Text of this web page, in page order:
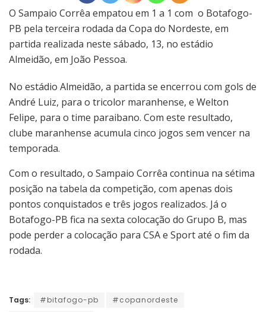
O Sampaio Corrêa empatou em 1 a 1 com o Botafogo-
PB pela terceira rodada da Copa do Nordeste, em
partida realizada neste sábado, 13, no estádio
Almeidão, em João Pessoa.
No estádio Almeidão, a partida se encerrou com gols de
André Luiz, para o tricolor maranhense, e Welton
Felipe, para o time paraibano. Com este resultado,
clube maranhense acumula cinco jogos sem vencer na
temporada.
Com o resultado, o Sampaio Corrêa continua na sétima
posição na tabela da competição, com apenas dois
pontos conquistados e três jogos realizados. Já o
Botafogo-PB fica na sexta colocação do Grupo B, mas
pode perder a colocação para CSA e Sport até o fim da
rodada.
Tags: #bitafogo-pb
#copanordeste